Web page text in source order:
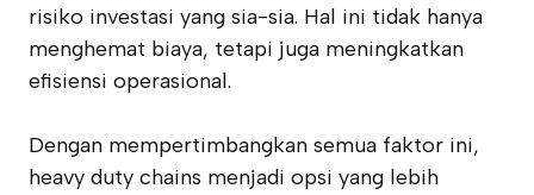
risiko investasi yang sia-sia. Hal ini tidak hanya
menghemat biaya, tetapi juga meningkatkan
efisiensi operasional.
Dengan mempertimbangkan semua faktor ini,
heavy duty chains menjadi opsi yang lebih